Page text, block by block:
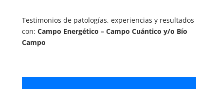
Testimonios de patologías, experiencias y resultados
con: Campo Energético – Campo Cuántico y/o Bío
Campo